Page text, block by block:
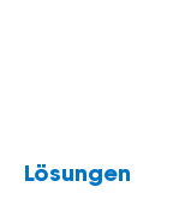
Lösungen